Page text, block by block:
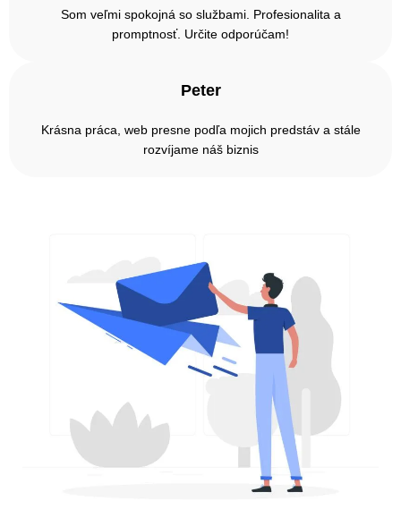
Som veľmi spokojná so službami. Profesionalita a
promptnosť. Určite odporúčam!
Peter
Krásna práca, web presne podľa mojich predstáv a stále
rozvíjame náš biznis